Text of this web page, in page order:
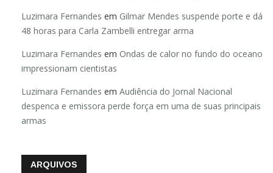
Luzimara Fernandes em Gilmar Mendes suspende porte e dá
48 horas para Carla Zambelli entregar arma
Luzimara Fernandes em Ondas de calor no fundo do oceano
impressionam cientistas
Luzimara Fernandes em Audiência do Jornal Nacional
despenca e emissora perde força em uma de suas principais
armas
ARQUIVOS